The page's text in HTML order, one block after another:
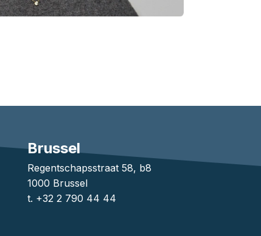
Brussel
Regentschapsstraat 58, b8
1000 Brussel
t. +32 2 790 44 44